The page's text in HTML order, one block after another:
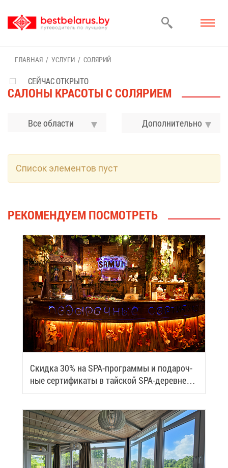
ГЛАВ­НАЯ УСЛУ­ГИ СО­ЛЯ­РИЙ
СА­ЛО­НЫ КРА­СО­ТЫ С СО­ЛЯ­РИ­ЕМ
Все области До­пол­ни­тель­но
СЕЙЧАС ОТКРЫТО
Спи­сок эле­мен­тов пуст
РЕ­КО­МЕН­ДУ­ЕМ ПО­СМОТ­РЕТЬ
Скид­ка 30% на SPA-про­грам­мы и по­да­роч­
ные сер­ти­фи­ка­ты в тай­ской SPA-де­ревне
Samui